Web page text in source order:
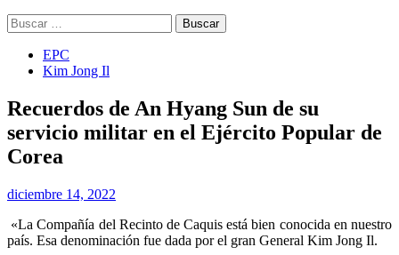
Buscar:
EPC
Kim Jong Il
Recuerdos de An Hyang Sun de su
servicio militar en el Ejército Popular de
Corea
diciembre 14, 2022
«La Compañía del Recinto de Caquis está bien conocida en nuestro
país. Esa denominación fue dada por el gran General Kim Jong Il.